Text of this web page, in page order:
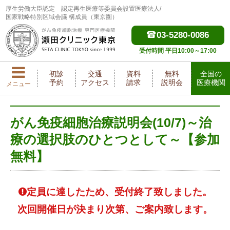
厚生労働大臣認定
認定再生医療等委員会設置医療法人/
国家戦略特別区域会議 構成員（東京圏）
03-5280-0086
受付時間 平日10:00～17:00
メニュー
初診
予約
交通
アクセス
資料
請求
無料
説明会
全国の
医療機関
がん免疫細胞治療説明会(10/7)～治
療の選択肢のひとつとして～【参加
無料】
定員に達したため、受付終了致しました。
次回開催日が決まり次第、ご案内致します。